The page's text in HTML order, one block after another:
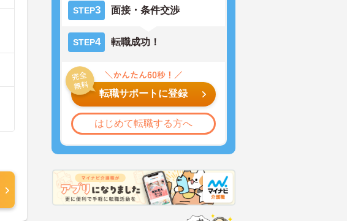
STEP3 面接・条件交渉
STEP4 転職成功！
転職サポートに登録
はじめて転職する方へ